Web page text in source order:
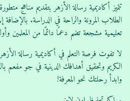
تتميز أكاديمية رسالة الأزهر بتقديم مناهج
الطلاب المرونة والراحة في الدراسة. بالإضافة
تعليمية مشجعة تضم دعمًا دائمًا من المعلمين
لا تفوت فرصة التعلم في أكاديمية رسالة
الكريم وتحقيق أهدافك الدينية في جو مفعم
وابدأ رحلتك نحو المعرفة!